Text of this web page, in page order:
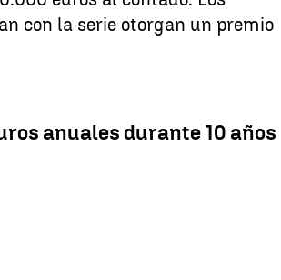
con la serie otorgan un premio
anuales durante 10 años